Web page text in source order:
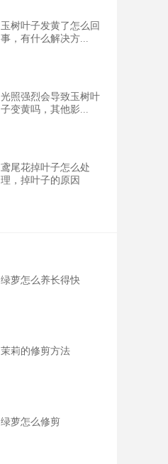
玉树叶子发黄了怎么回
事，有什么解决方...
光照强烈会导致玉树叶
子变黄吗，其他影...
鸢尾花掉叶子怎么处
理，掉叶子的原因
绿萝怎么养长得快
茉莉的修剪方法
绿萝怎么修剪